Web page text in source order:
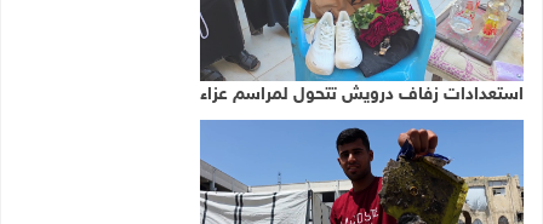
استعدادات زفاف درويش تتحول لمراسم عزاء